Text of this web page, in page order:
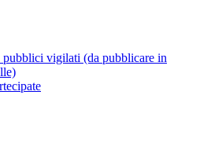
pubblici vigilati (da pubblicare in